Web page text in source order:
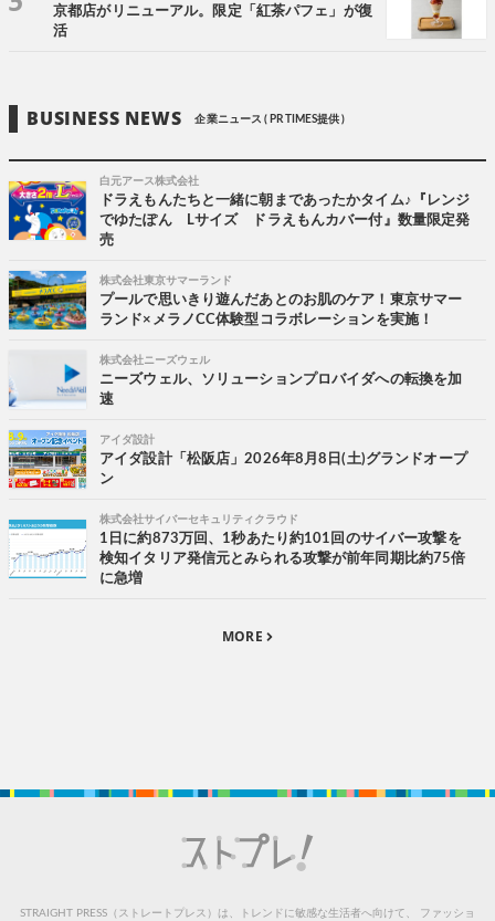
京都店がリニューアル。限定「紅茶パフェ」が復
活
BUSINESS NEWS 企業ニュース ( PR TIMES提供 )
白元アース株式会社
ドラえもんたちと一緒に朝まであったかタイム♪『レンジ
でゆたぽん Lサイズ ドラえもんカバー付』数量限定発
売
株式会社東京サマーランド
プールで思いきり遊んだあとのお肌のケア！東京サマー
ランド×メラノCC体験型コラボレーションを実施！
株式会社ニーズウェル
ニーズウェル、ソリューションプロバイダへの転換を加
速
アイダ設計
アイダ設計「松阪店」2026年8月8日(土)グランドオープ
ン
株式会社サイバーセキュリティクラウド
1日に約873万回、1秒あたり約101回のサイバー攻撃を
検知イタリア発信元とみられる攻撃が前年同期比約75倍
に急増
MORE
STRAIGHT PRESS（ストレートプレス）は、トレンドに敏感な生活者へ向けて、 ファッショ